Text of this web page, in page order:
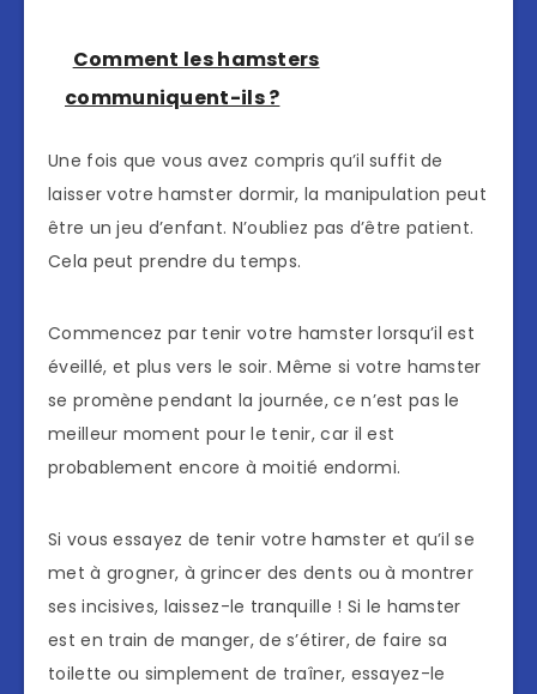
Comment les hamsters
communiquent-ils ?
Une fois que vous avez compris qu’il suffit de
laisser votre hamster dormir, la manipulation peut
être un jeu d’enfant. N’oubliez pas d’être patient.
Cela peut prendre du temps.
Commencez par tenir votre hamster lorsqu’il est
éveillé, et plus vers le soir. Même si votre hamster
se promène pendant la journée, ce n’est pas le
meilleur moment pour le tenir, car il est
probablement encore à moitié endormi.
Si vous essayez de tenir votre hamster et qu’il se
met à grogner, à grincer des dents ou à montrer
ses incisives, laissez-le tranquille ! Si le hamster
est en train de manger, de s’étirer, de faire sa
toilette ou simplement de traîner, essayez-le